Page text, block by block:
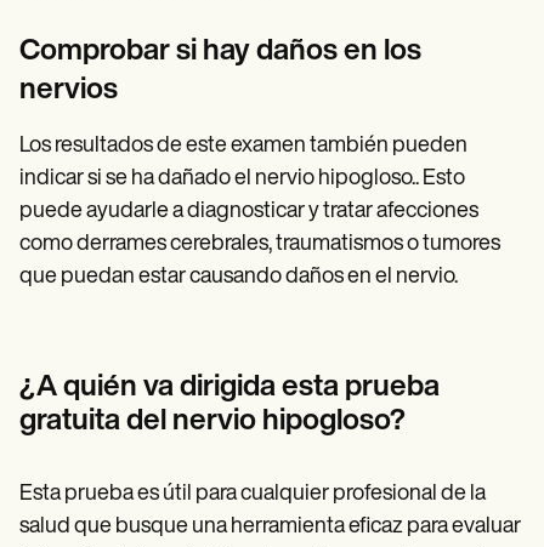
Comprobar si hay daños en los
nervios
Los resultados de este examen también pueden
indicar si se ha dañado el nervio hipogloso.. Esto
puede ayudarle a diagnosticar y tratar afecciones
como derrames cerebrales, traumatismos o tumores
que puedan estar causando daños en el nervio.
¿A quién va dirigida esta prueba
gratuita del nervio hipogloso?
Esta prueba es útil para cualquier profesional de la
salud que busque una herramienta eficaz para evaluar